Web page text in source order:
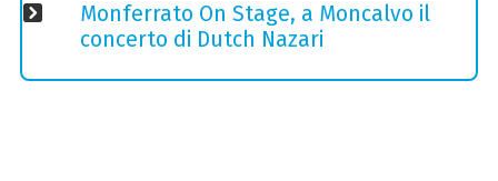
Monferrato On Stage, a Moncalvo il
concerto di Dutch Nazari